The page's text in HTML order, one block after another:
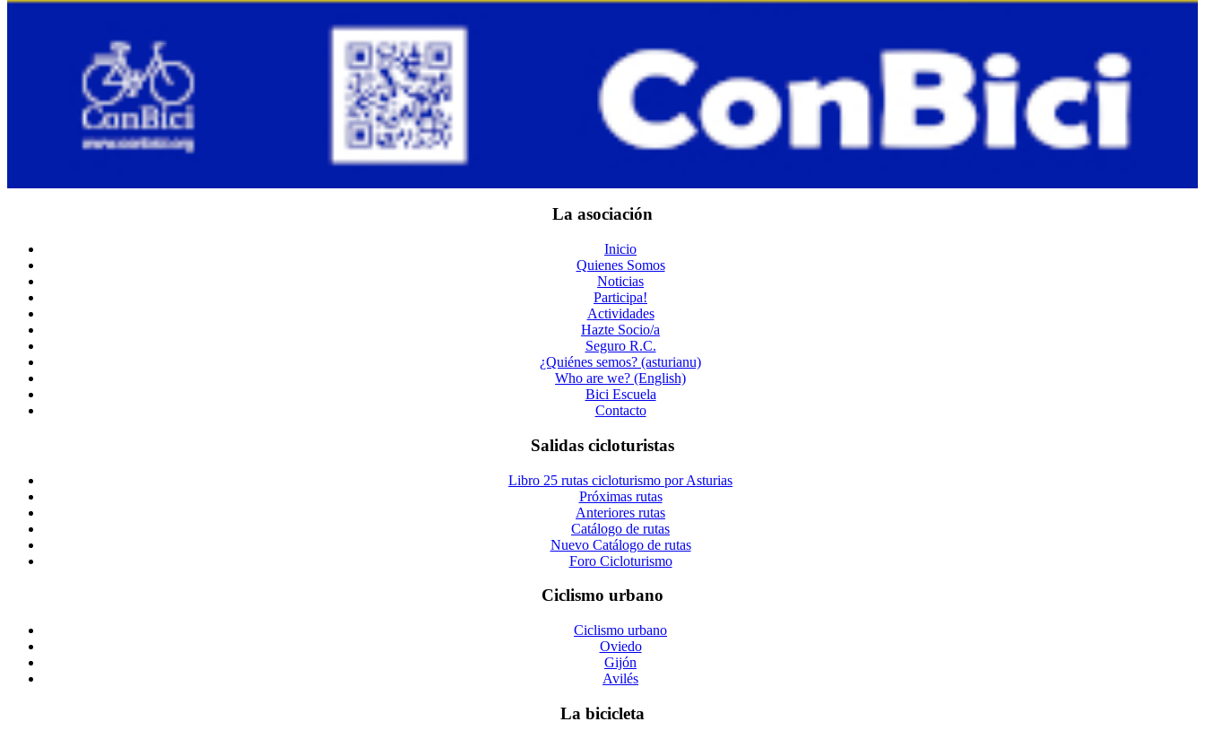
La asociación
Inicio
Quienes Somos
Noticias
Participa!
Actividades
Hazte Socio/a
Seguro R.C.
¿Quiénes semos? (asturianu)
Who are we? (English)
Bici Escuela
Contacto
Salidas cicloturistas
Libro 25 rutas cicloturismo por Asturias
Próximas rutas
Anteriores rutas
Catálogo de rutas
Nuevo Catálogo de rutas
Foro Cicloturismo
Ciclismo urbano
Ciclismo urbano
Oviedo
Gijón
Avilés
La bicicleta